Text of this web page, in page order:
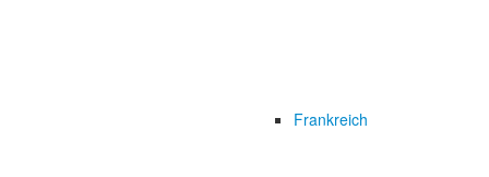
Frankreich